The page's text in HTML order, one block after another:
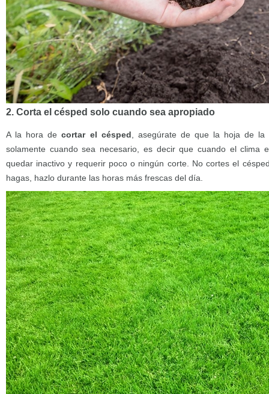
2. Corta el césped solo cuando sea apropiado
A la hora decortar el césped , asegúrate de que la hoja de
solamente cuando sea necesario, es decir que cuando el clima
quedar inactivo y requerir poco o ningún corte. No cortes el
hagas, hazlo durante las horas más frescas del día.